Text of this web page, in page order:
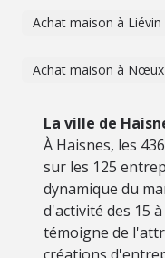
Achat maison à Liévin
Achat maison à
La ville de
À Haisnes, les
sur les 125
dynamique du
d'activité des 15
témoigne de